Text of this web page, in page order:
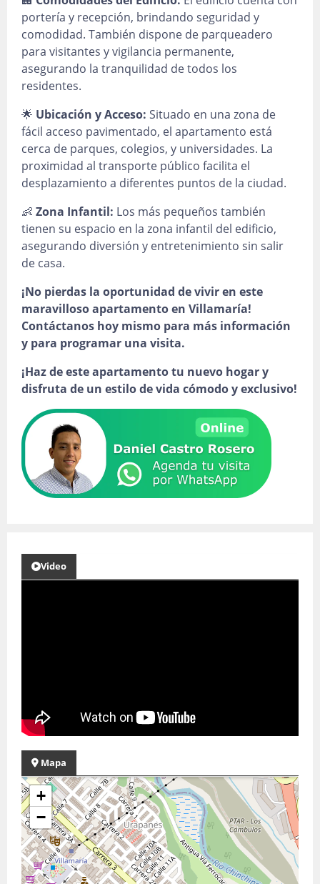
portería y recepción, brindando seguridad y
comodidad. También dispone de parqueadero
para visitantes y vigilancia permanente,
asegurando la tranquilidad de todos los
residentes.
🌟 Ubicación y Acceso: Situado en una zona de
fácil acceso pavimentado, el apartamento está
cerca de parques, colegios, y universidades. La
proximidad al transporte público facilita el
desplazamiento a diferentes puntos de la ciudad.
👶 Zona Infantil: Los más pequeños también
tienen su espacio en la zona infantil del edificio,
asegurando diversión y entretenimiento sin salir
de casa.
¡No pierdas la oportunidad de vivir en este
maravilloso apartamento en Villamaría!
Contáctanos hoy mismo para más información
y para programar una visita.
¡Haz de este apartamento tu nuevo hogar y
disfruta de un estilo de vida cómodo y exclusivo!
Video
Mapa
+
−